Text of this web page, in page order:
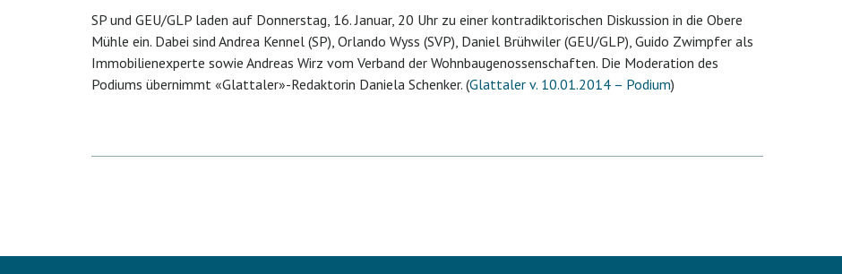
SP und GEU/GLP laden auf Donnerstag, 16. Januar, 20 Uhr zu einer kontradiktorischen Diskussion in die Obere
Mühle ein. Dabei sind Andrea Kennel (SP), Orlando Wyss (SVP), Daniel Brühwiler (GEU/GLP), Guido Zwimpfer als
Immobilienexperte sowie Andreas Wirz vom Verband der Wohnbaugenossenschaften. Die Moderation des
Podiums übernimmt «Glattaler»-Redaktorin Daniela Schenker. (Glattaler v. 10.01.2014 – Podium)